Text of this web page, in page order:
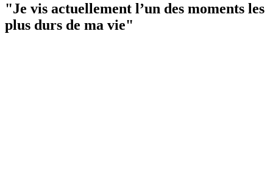
"Je vis actuellement l’un des moments les
plus durs de ma vie"